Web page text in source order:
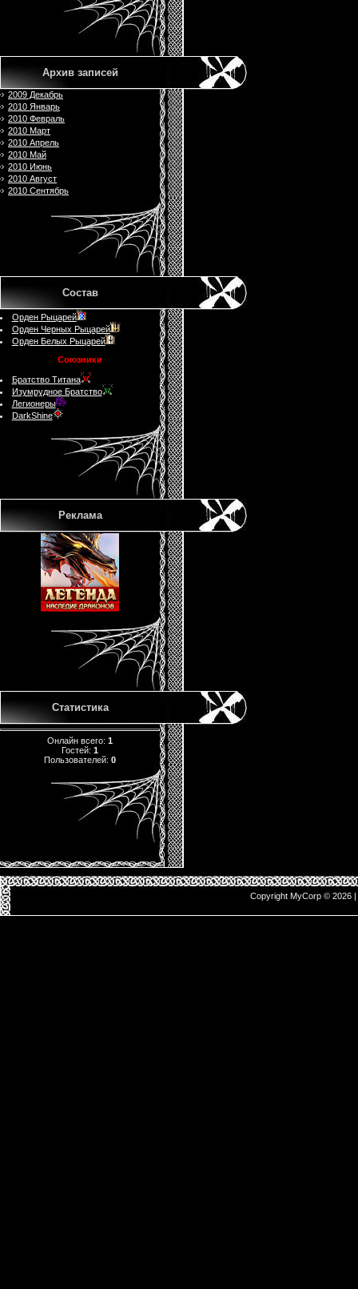
Архив записей
2009 Декабрь
2010 Январь
2010 Февраль
2010 Март
2010 Апрель
2010 Май
2010 Июнь
2010 Август
2010 Сентябрь
Состав
Орден Рыцарей
Орден Черных Рыцарей
Орден Белых Рыцарей
Союзники
Братство Титана
Изумрудное Братство
Легионеры
DarkShine
Реклама
Статистика
Онлайн всего: 1
Гостей: 1
Пользователей: 0
Copyright MyCorp © 2026 |